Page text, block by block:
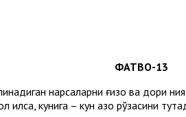
13-ФАТВО
нарсаларни ғизо ва дори
қилса, кунига – кун қазо рўзасини